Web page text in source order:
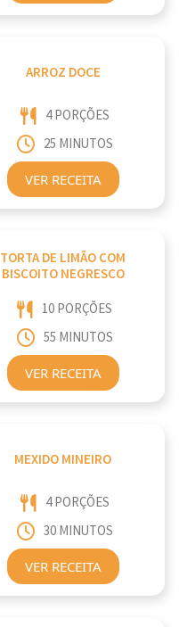
ARROZ DOCE
4 PORÇÕES
25 MINUTOS
VER RECEITA
TORTA DE LIMÃO COM
BISCOITO NEGRESCO
10 PORÇÕES
55 MINUTOS
VER RECEITA
MEXIDO MINEIRO
4 PORÇÕES
30 MINUTOS
VER RECEITA